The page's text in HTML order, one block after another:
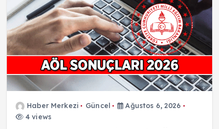
Haber Merkezi Güncel
Ağustos 6, 2026
4 views